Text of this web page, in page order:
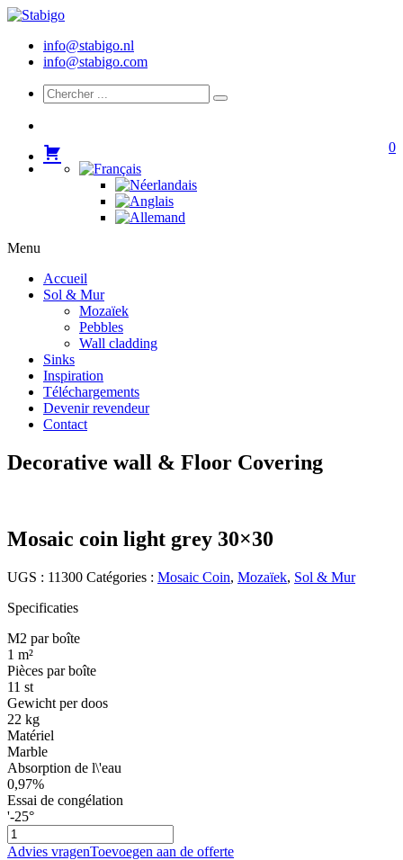
info@stabigo.nl
info@stabigo.com
0
Menu
Accueil
Sol & Mur
Mozaïek
Pebbles
Wall cladding
Sinks
Inspiration
Téléchargements
Devenir revendeur
Contact
Decorative wall & Floor Covering
Mosaic coin light grey 30×30
UGS : 11300 Catégories : Mosaic Coin, Mozaïek, Sol & Mur
Specificaties
M2 par boîte
1 m²
Pièces par boîte
11 st
Gewicht per doos
22 kg
Matériel
Marble
Absorption de l\'eau
0,97%
Essai de congélation
'-25°
quantité
de
Advies vragenToevoegen aan de offerte